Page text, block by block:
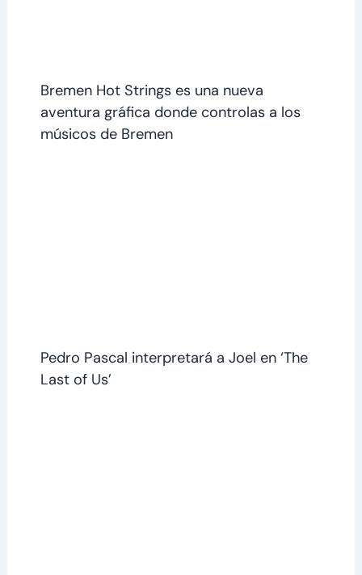
Bremen Hot Strings es una nueva
aventura gráfica donde controlas a los
músicos de Bremen
Pedro Pascal interpretará a Joel en ‘The
Last of Us’